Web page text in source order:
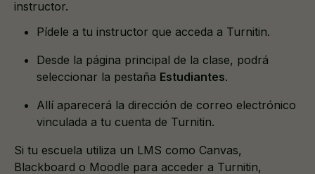
instructor.
Pídele a tu instructor que acceda a Turnitin.
Desde la página principal de la clase, podrá
seleccionar la pestaña Estudiantes.
Allí aparecerá la dirección de correo electrónico
vinculada a tu cuenta de Turnitin.
Si tu escuela utiliza un LMS como Canvas,
Blackboard o Moodle para acceder a Turnitin,